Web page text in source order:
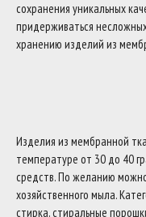
сохранения уникальных
придерживаться
хранению изделий из
Изделия из мембранной
температуре от 30 до 40
средств. По желанию
хозяйственного мыла.
стирка, стиральные